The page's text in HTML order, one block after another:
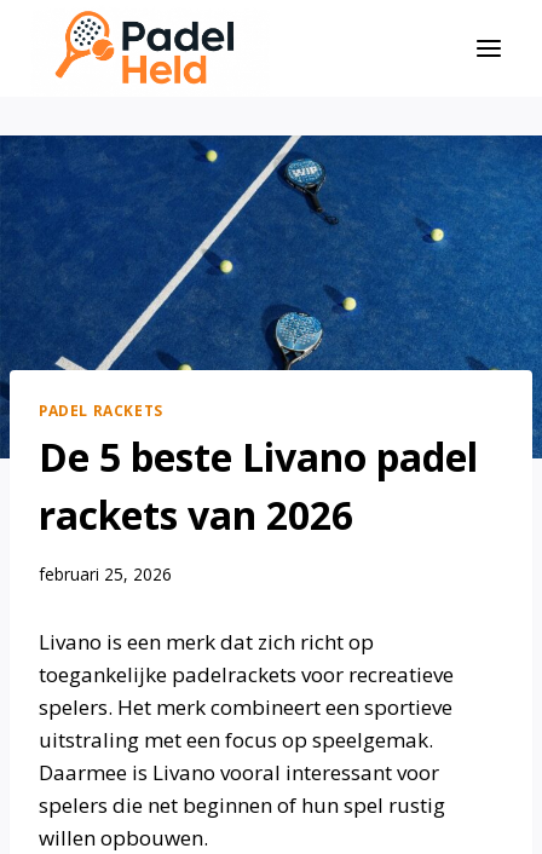
Doorgaan
inhoud
PADEL RACKETS
De 5 beste Livano padel
rackets van 2026
februari 25, 2026
Livano is een merk dat zich richt op
toegankelijke padelrackets voor recreatieve
spelers. Het merk combineert een sportieve
uitstraling met een focus op speelgemak.
Daarmee is Livano vooral interessant voor
spelers die net beginnen of hun spel rustig
willen opbouwen.